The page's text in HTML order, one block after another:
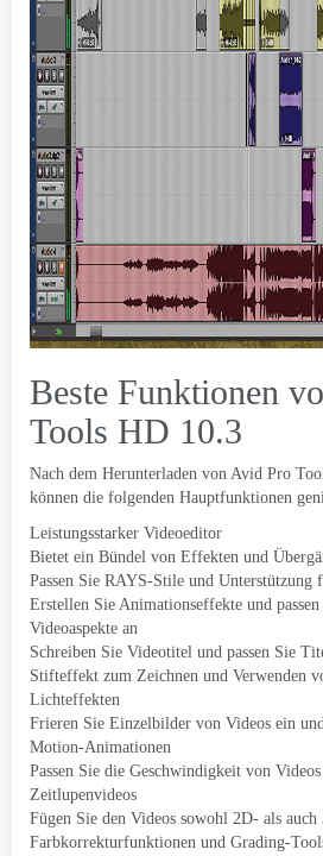
Beste Funktionen
Tools HD 10.3
Nach dem Herunterladen von Avid Pro
können die folgenden Hauptfunktionen
Leistungsstarker Videoeditor
Bietet ein Bündel von Effekten und
Passen Sie RAYS-Stile und Unterstützung
Erstellen Sie Animationseffekte und passen
Videoaspekte an
Schreiben Sie Videotitel und passen Sie
Stifteffekt zum Zeichnen und Verwenden
Lichteffekten
Frieren Sie Einzelbilder von Videos ein
Motion-Animationen
Passen Sie die Geschwindigkeit von
Zeitlupenvideos
Fügen Sie den Videos sowohl 2D- als
Farbkorrekturfunktionen und Grading-